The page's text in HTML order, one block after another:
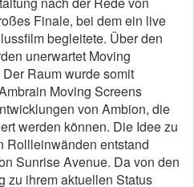
Finale, bei dem ein live
begleitete. Über den
unerwartet Moving
Raum wurde somit
Moving Screens
von Ambion, die
werden können. Die Idee zu
Rollleinwänden entstand
Sunrise Avenue. Da von den
zu ihrem aktuellen Status